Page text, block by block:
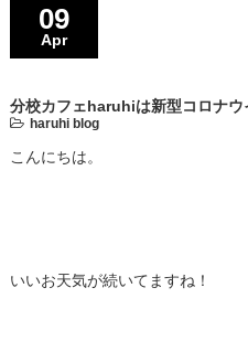
09
Apr
分校カフェharuhiは新型コロナウ
haruhi blog
こんにちは。
いいお天気が続いてますね！